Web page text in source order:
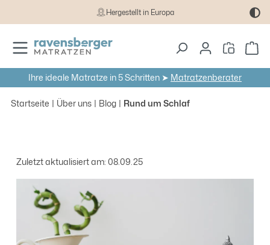
Zum Hauptinhalt springenHergestellt in Europa
Ihre ideale Matratze in 5 Schritten ➤ Matratzenberater
Startseite Über uns Blog Rund um Schlaf
Zuletzt aktualisiert am: 08.09.25